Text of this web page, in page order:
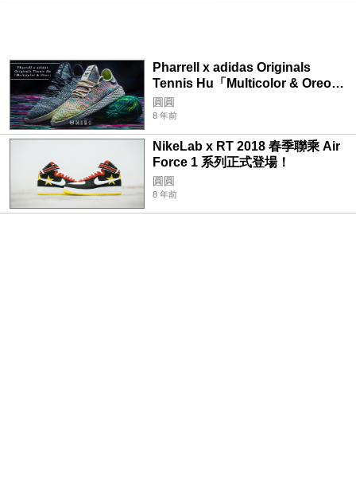
Pharrell x adidas Originals
Tennis Hu「Multicolor & Oreo」
聯乘配色正式登場！
圓圓
8 年前
NikeLab x RT 2018 春季聯乘 Air
Force 1 系列正式登場！
圓圓
8 年前